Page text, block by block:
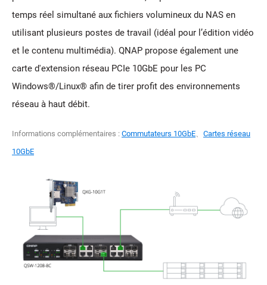
temps réel simultané aux fichiers volumineux du NAS en
utilisant plusieurs postes de travail (idéal pour l’édition vidéo
et le contenu multimédia). QNAP propose également une
carte d'extension réseau PCIe 10GbE pour les PC
Windows®/Linux® afin de tirer profit des environnements
réseau à haut débit.
Informations complémentaires : Commutateurs 10GbE
Cartes réseau
10GbE